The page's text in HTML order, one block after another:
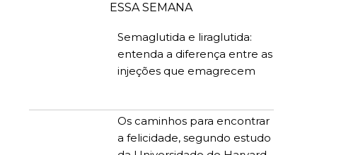
ESSA SEMANA
Semaglutida e liraglutida:
entenda a diferença entre as
injeções que emagrecem
Os caminhos para encontrar
a felicidade, segundo estudo